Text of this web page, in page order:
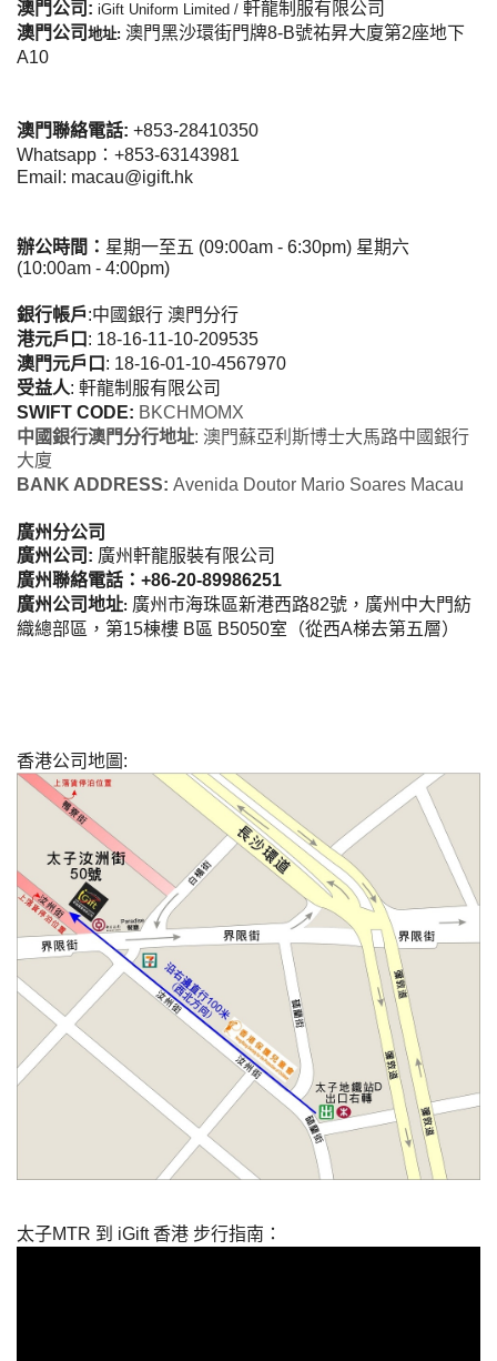
澳門公司: iGift Uniform Limited / 軒龍制服有限公司
澳門公司 地址: 澳門黑沙環街門牌8-B號祐昇大廈第2座地下
A10
澳門聯絡電話: +853-28410350
Whatsapp：+853-63143981
Email: macau@igift.hk
辦公時間： 星期一至五 (09:00am - 6:30pm) 星期六
(10:00am - 4:00pm)
銀行帳戶:中國銀行 澳門分行
港元戶口 : 18-16-11-10-209535
澳門元戶口 : 18-16-01-10-4567970
受益人: 軒龍制服有限公司
SWIFT CODE: BKCHMOMX
中國銀行澳門分行地址: 澳門蘇亞利斯博士大馬路中國銀行
大廈
BANK ADDRESS: Avenida Doutor Mario Soares Macau
廣州分公司
廣州公司: 廣州軒龍服裝有限公司
廣州聯絡電話： +86-20-89986251
廣州公司地址: 廣州市海珠區新港西路82號，廣州中大門紡
織總部區，第15棟樓 B區 B5050室（從西A梯去第五層）
香港公司地圖:
太子MTR 到 iGift 香港 步行指南：